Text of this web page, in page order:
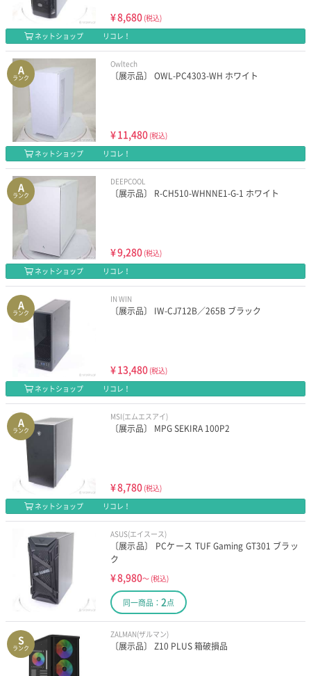
¥8,680 (税込)
ネットショップ
リコレ！
A
ランク
Owltech
〔展示品〕 OWL-PC4303-WH ホワイト
¥11,480 (税込)
ネットショップ
リコレ！
A
ランク
DEEPCOOL
〔展示品〕 R-CH510-WHNNE1-G-1 ホワイト
¥9,280 (税込)
ネットショップ
リコレ！
A
ランク
IN WIN
〔展示品〕 IW-CJ712B／265B ブラック
¥13,480 (税込)
ネットショップ
リコレ！
A
ランク
MSI(エムエスアイ)
〔展示品〕 MPG SEKIRA 100P2
¥8,780 (税込)
ネットショップ
リコレ！
ASUS(エイスース)
〔展示品〕 PCケース TUF Gaming GT301 ブラッ
ク
¥8,980～ (税込)
同一商品： 2点
S
ランク
ZALMAN(ザルマン)
〔展示品〕 Z10 PLUS 箱破損品